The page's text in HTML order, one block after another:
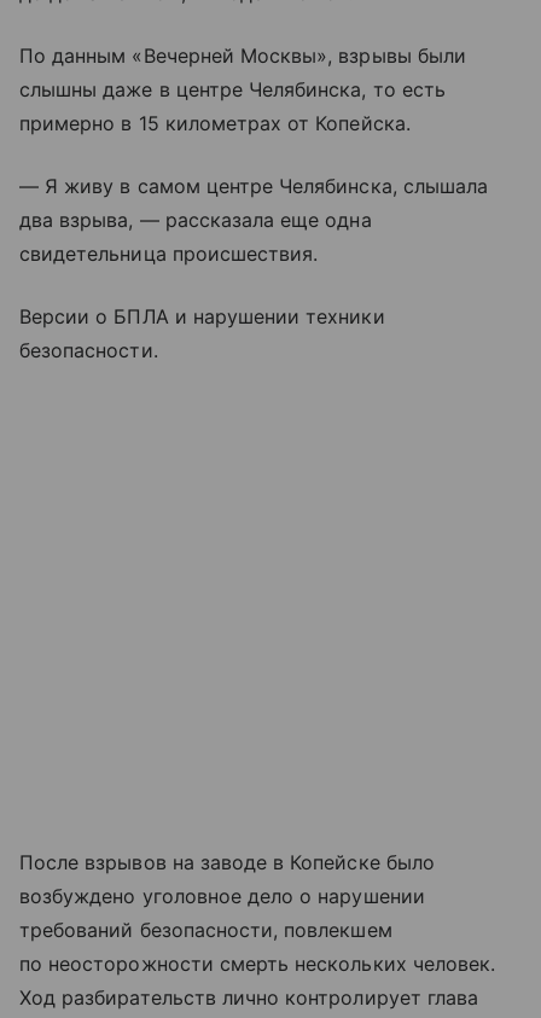
По данным «Вечерней Москвы», взрывы были
слышны даже в центре Челябинска, то есть
примерно в 15 километрах от Копейска.
— Я живу в самом центре Челябинска, слышала
два взрыва, — рассказала еще одна
свидетельница происшествия.
Версии о БПЛА и нарушении техники
безопасности.
После взрывов на заводе в Копейске было
возбуждено уголовное дело о нарушении
требований безопасности, повлекшем
по неосторожности смерть нескольких человек.
Ход разбирательств лично контролирует глава